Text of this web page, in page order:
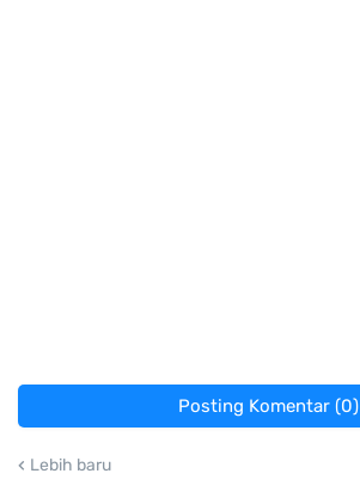
Posting Komentar (0)
Lebih baru